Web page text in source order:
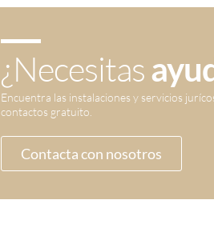
¿Necesitas
Encuentra las instalaciones y servicios
contactos gratuito.
Contacta con nosotros